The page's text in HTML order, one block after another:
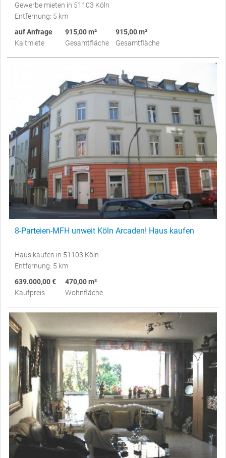
Gewerbe mieten in 51103 Köln
Entfernung: 5 km
auf Anfrage
Kaltmiete
915,00 m²
Gesamtfläche
915,00 m²
Gesamtfläche
8-Parteien-MFH unweit Köln Arcaden! Haus kaufen
Haus kaufen in 51103 Köln
Entfernung: 5 km
639.000,00 €
Kaufpreis
470,00 m²
Wohnfläche